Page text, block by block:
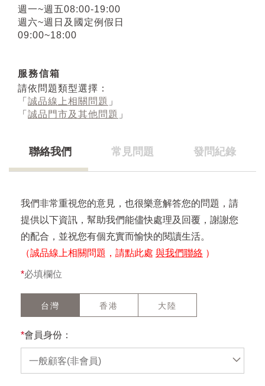
週一~週五08:00-19:00
週六~週日及國定例假日
09:00~18:00
服務信箱
請依問題類型選擇：
「 誠品線上相關問題 」
「 誠品門市及其他問題 」
聯絡我們 常見問題 發問紀錄
我們非常重視您的意見，也很樂意解答您的問題，請
提供以下資訊，幫助我們能儘快處理及回覆，謝謝您
的配合，並祝您有個充實而愉快的閱讀生活。
（誠品線上相關問題，請點此處 與我們聯絡 ）
*必填欄位
台灣 香港 大陸
*會員身份：
一般顧客(非會員)